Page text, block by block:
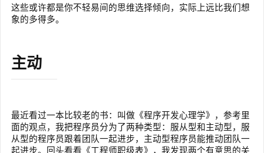
这些或许都是你不轻易间的思维选择倾向，实际上远比我们想
象的多得多。
主动
最近看过一本比较老的书：叫做《程序开发心理学》，参考里
面的观点，我把程序员分为了两种类型：服从型和主动型，服
从型的程序员跟着团队一起进步，主动型程序员能推动团队一
起进步。回头看看《工程师职级表》，我发现两个有意思的关